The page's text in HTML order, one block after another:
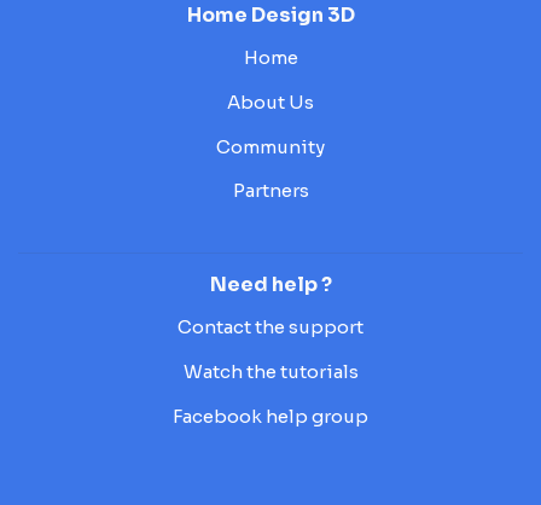
Home Design 3D
Home
About Us
Community
Partners
Need help ?
Contact the support
Watch the tutorials
Facebook help group